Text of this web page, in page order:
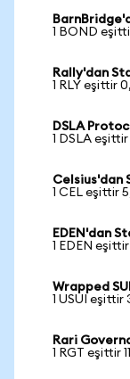
1 BOND
Rally'dan
1 RLY eşittir
DSLA
1 DSLA
Celsius'dan
1 CEL eşittir
EDEN'dan
1 EDEN
Wrapped
1 USUI eşittir
Rari
1 RGT eşittir